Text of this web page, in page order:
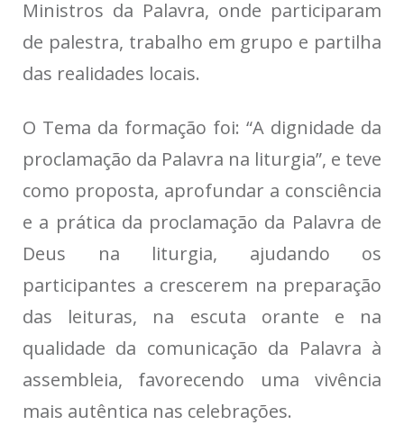
Ministros da Palavra, onde participaram
de palestra, trabalho em grupo e partilha
das realidades locais.
O Tema da formação foi: “A dignidade da
proclamação da Palavra na liturgia”, e teve
como proposta, aprofundar a consciência
e a prática da proclamação da Palavra de
Deus na liturgia, ajudando os
participantes a crescerem na preparação
das leituras, na escuta orante e na
qualidade da comunicação da Palavra à
assembleia, favorecendo uma vivência
mais autêntica nas celebrações.